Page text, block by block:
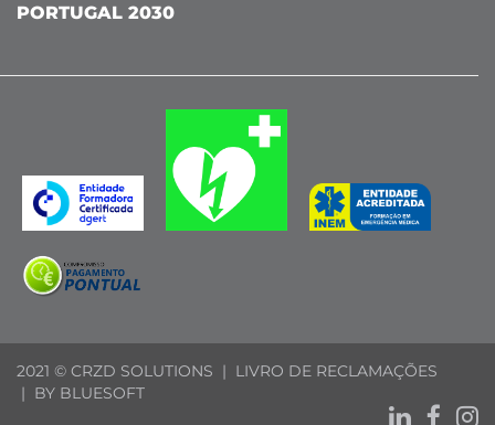
PORTUGAL 2030
2021 © CRZD SOLUTIONS | LIVRO DE RECLAMAÇÕES
| BY BLUESOFT